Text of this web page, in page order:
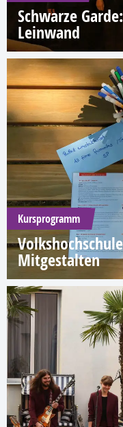
Schwarze
Leinwand
Kursprogramm
Mitgestalten